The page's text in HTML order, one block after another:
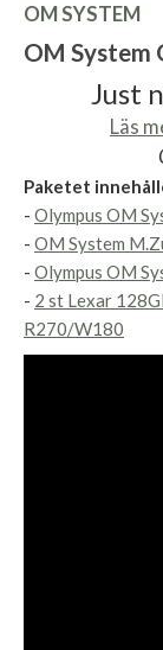
OM SYSTEM
OM
Just
Läs
Paketet
- Olympus OM
- OM System
- Olympus OM
- 2 st Lexar
R270/W180